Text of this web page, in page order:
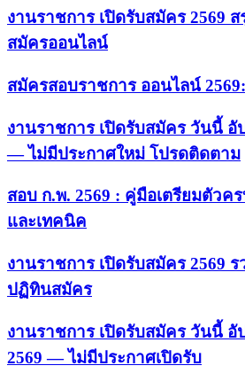
งานราชการ เปิดรับสมัคร 2569
สมัครออนไลน์
สมัครสอบราชการ ออนไลน์
งานราชการ เปิดรับสมัคร วันนี้ อัป
— ไม่มีประกาศใหม่ โปรดติดตาม
สอบ ก.พ. 2569 : คู่มือเตรียมตัวค
และเทคนิค
งานราชการ เปิดรับสมัคร 2569
ปฏิทินสมัคร
งานราชการ เปิดรับสมัคร วันนี้ อั
2569 — ไม่มีประกาศเปิดรับ